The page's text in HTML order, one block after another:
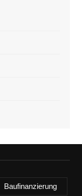
Baufinanzierung